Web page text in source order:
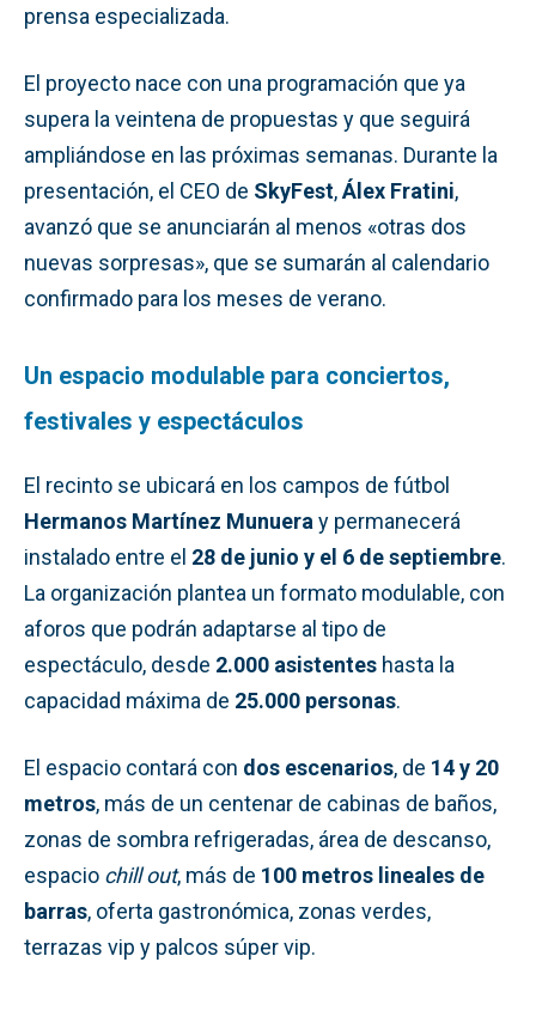
prensa especializada.
El proyecto nace con una programación que ya
supera la veintena de propuestas y que seguirá
ampliándose en las próximas semanas. Durante la
presentación, el CEO de SkyFest,Álex Fratini,
avanzó que se anunciarán al menos «otras dos
nuevas sorpresas», que se sumarán al calendario
confirmado para los meses de verano.
Un espacio modulable para conciertos,
festivales y espectáculos
El recinto se ubicará en los campos de fútbol
Hermanos Martínez Munuera y permanecerá
instalado entre el 28 de junio y el 6 de septiembre.
La organización plantea un formato modulable, con
aforos que podrán adaptarse al tipo de
espectáculo, desde 2.000 asistentes hasta la
capacidad máxima de 25.000 personas.
El espacio contará con dos escenarios, de 14 y 20
metros, más de un centenar de cabinas de baños,
zonas de sombra refrigeradas, área de descanso,
espacio chill out, más de 100 metros lineales de
barras, oferta gastronómica, zonas verdes,
terrazas vip y palcos súper vip.